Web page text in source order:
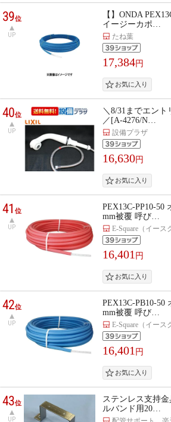
39位
UP
【】ONDA
イージーカポ…
たね葉
17,384円
40位
UP
＼8/31までエント
／[A-4276/N…
設備プラザ
16,630円
41位
UP
PEX13C-PP10-50
mm被覆 呼び…
E-Square（イース
16,401 円
42位
UP
PEX13C-PB10-50
mm被覆 呼び…
E-Square（イース
16,401 円
43位
UP
ステンレス支持
ルバンド用20…